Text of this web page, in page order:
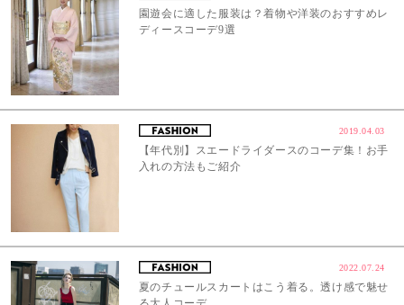
園遊会に適した服装は？着物や洋装のおすすめレ
ディースコーデ9選
2019.04.03
【年代別】スエードライダースのコーデ集！お手
入れの方法もご紹介
2022.07.24
夏のチュールスカートはこう着る。透け感で魅せ